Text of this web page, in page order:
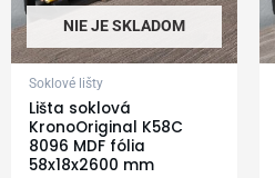
NIE JE SKLADOM
Soklové lišty
Lišta soklová
KronoOriginal K58C
8096 MDF fólia
58x18x2600 mm